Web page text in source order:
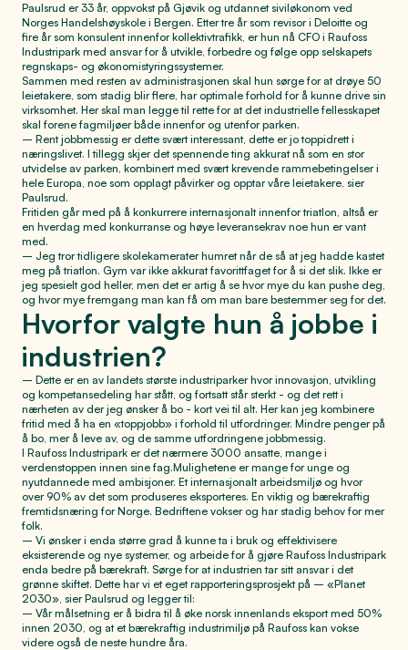
Paulsrud er 33 år, oppvokst på Gjøvik og utdannet siviløkonom ved
Norges Handelshøyskole i Bergen. Etter tre år som revisor i Deloitte og
fire år som konsulent innenfor kollektivtrafikk, er hun nå CFO i Raufoss
Industripark med ansvar for å utvikle, forbedre og følge opp selskapets
regnskaps- og økonomistyringssystemer.
Sammen med resten av administrasjonen skal hun sørge for at drøye 50
leietakere, som stadig blir flere, har optimale forhold for å kunne drive sin
virksomhet. Her skal man legge til rette for at det industrielle fellesskapet
skal forene fagmiljøer både innenfor og utenfor parken.
– Rent jobbmessig er dette svært interessant, dette er jo toppidrett i
næringslivet. I tillegg skjer det spennende ting akkurat nå som en stor
utvidelse av parken, kombinert med svært krevende rammebetingelser i
hele Europa, noe som opplagt påvirker og opptar våre leietakere, sier
Paulsrud.
Fritiden går med på å konkurrere internasjonalt innenfor triatlon, altså er
en hverdag med konkurranse og høye leveransekrav noe hun er vant
med.
– Jeg tror tidligere skolekamerater humret når de så at jeg hadde kastet
meg på triatlon. Gym var ikke akkurat favorittfaget for å si det slik. Ikke er
jeg spesielt god heller, men det er artig å se hvor mye du kan pushe deg,
og hvor mye fremgang man kan få om man bare bestemmer seg for det.
Hvorfor valgte hun å jobbe i
industrien?
– Dette er en av landets største industriparker hvor innovasjon, utvikling
og kompetansedeling har stått, og fortsatt står sterkt - og det rett i
nærheten av der jeg ønsker å bo - kort vei til alt. Her kan jeg kombinere
fritid med å ha en «toppjobb» i forhold til utfordringer. Mindre penger på
å bo, mer å leve av, og de samme utfordringene jobbmessig.
I Raufoss Industripark er det nærmere 3000 ansatte, mange i
verdenstoppen innen sine fag.Mulighetene er mange for unge og
nyutdannede med ambisjoner. Et internasjonalt arbeidsmiljø og hvor
over 90% av det som produseres eksporteres. En viktig og bærekraftig
fremtidsnæring for Norge. Bedriftene vokser og har stadig behov for mer
folk.
– Vi ønsker i enda større grad å kunne ta i bruk og effektivisere
eksisterende og nye systemer, og arbeide for å gjøre Raufoss Industripark
enda bedre på bærekraft. Sørge for at industrien tar sitt ansvar i det
grønne skiftet. Dette har vi et eget rapporteringsprosjekt på – «Planet
2030», sier Paulsrud og legger til:
– Vår målsetning er å bidra til å øke norsk innenlands eksport med 50%
innen 2030, og at et bærekraftig industrimiljø på Raufoss kan vokse
videre også de neste hundre åra.